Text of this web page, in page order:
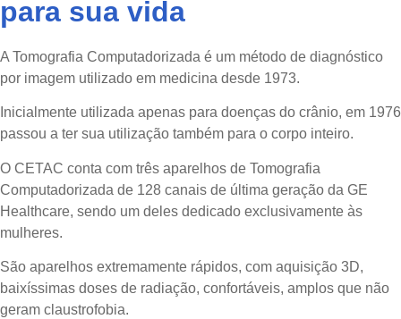
para sua vida
A Tomografia Computadorizada é um método de diagnóstico
por imagem utilizado em medicina desde 1973.
Inicialmente utilizada apenas para doenças do crânio, em 1976
passou a ter sua utilização também para o corpo inteiro.
O CETAC conta com três aparelhos de Tomografia
Computadorizada de 128 canais de última geração da GE
Healthcare, sendo um deles dedicado exclusivamente às
mulheres.
São aparelhos extremamente rápidos, com aquisição 3D,
baixíssimas doses de radiação, confortáveis, amplos que não
geram claustrofobia.